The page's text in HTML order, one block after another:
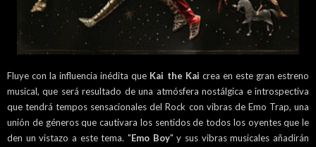
Fluye con la influencia inédita que Kai the Kai crea en este gran estreno
musical, que será resultado de una atmósfera nostálgica e introspectiva
que tendrá tempos sensacionales del Rock con vibras de Emo Trap, una
unión de géneros que cautivara los sentidos de todos los oyentes que le
den un vistazo a este tema. "Emo Boy" y sus vibras musicales añadirán